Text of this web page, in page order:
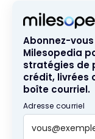
Abonnez-
Milesopedia
stratégies de
crédit, livrées
boîte courriel.
Adresse courriel